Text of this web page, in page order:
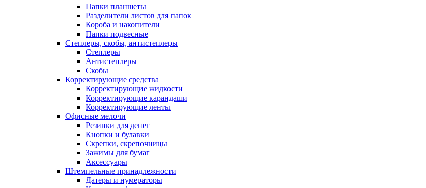
Папки планшеты
Разделители листов для папок
Короба и накопители
Папки подвесные
Степлеры, скобы, антистеплеры
Степлеры
Антистеплеры
Скобы
Корректирующие средства
Корректирующие жидкости
Корректирующие карандаши
Корректирующие ленты
Офисные мелочи
Резинки для денег
Кнопки и булавки
Скрепки, скрепочницы
Зажимы для бумаг
Аксессуары
Штемпельные принадлежности
Датеры и нумераторы